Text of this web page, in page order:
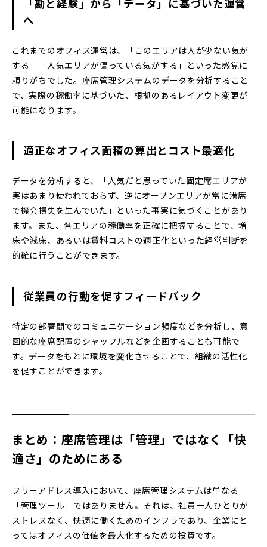
「勘と経験」から「データ」に基づいた運営
へ
これまでのオフィス運営は、「このエリアは人が少ない気が
する」「人気エリアが偏っている気がする」といった感覚に
頼りがちでした。座席管理システムのデータを分析すること
で、実際の稼働率に基づいた、根拠のあるレイアウト変更が
可能になります。
適正なオフィス面積の算出とコスト最適化
データを分析すると、「人気だと思っていた固定席エリアが
実はあまり使われておらず、逆にオープンエリアが常に満席
で機会損失を生んでいた」といった事実に気づくことがあり
ます。また、各エリアの稼働率を正確に把握することで、増
床や減床、あるいは賃料コストの適正化といった経営判断を
的確に行うことができます。
従業員の行動を促すフィードバック
特定の部署間でのコミュニケーション頻度などを分析し、意
図的な座席配置のシャッフルなどを企画することも可能で
す。データをもとに環境を変化させることで、組織の活性化
を促すことができます。
まとめ：座席管理は「管理」ではなく「快
適さ」のためにある
フリーアドレス導入において、座席管理システムは単なる
「管理ツール」ではありません。それは、社員一人ひとりが
ストレスなく、快適に働くためのインフラであり、企業にと
ってはオフィスの価値を最大化するための投資です。